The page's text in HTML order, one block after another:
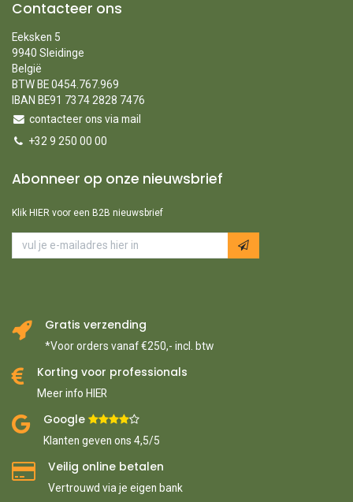
Contacteer ons
Eeksken 5
9940 Sleidinge
België
BTW BE 0454.767.969
IBAN BE91 7374 2828 7476
contacteer ons via mail
+32 9 250 00 00
Abonneer op onze nieuwsbrief
Klik HIER voor een B2B nieuwsbrief
Gratis verzending
*Voor orders vanaf €250,- incl. btw
Korting voor professionals
Meer info HIER
Google ​
Klanten geven ons 4,5/5
Veilig online betalen
Vertrouwd via je eigen bank